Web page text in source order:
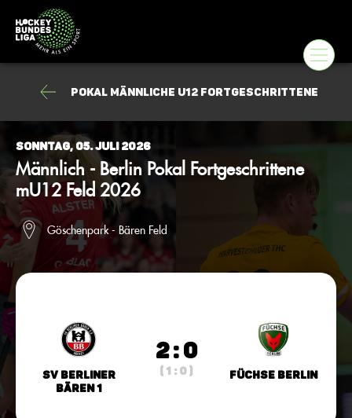
Pokal männliche U12 Fortgeschrittene
Sonntag, 05. Juli 2026
Männlich - Berlin Pokal Fortgeschrittene
mU12 Feld 2026
Göschenpark - Bären Feld
SV Berliner
Bären 1
2 : 0
( 1 : 0 ) Füchse Berlin